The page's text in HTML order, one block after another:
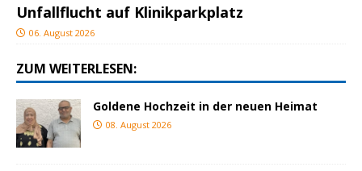
Unfallflucht auf Klinikparkplatz
06. August 2026
ZUM WEITERLESEN:
Goldene Hochzeit in der neuen Heimat
08. August 2026